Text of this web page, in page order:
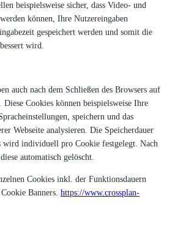
beispielsweise sicher, dass Video- und
können, Ihre Nutzereingaben
gespeichert werden und somit die
wird.
auch nach dem Schließen des Browsers auf
Cookies können beispielsweise Ihre
speichern und das
Webseite analysieren. Die Speicherdauer
wird individuell pro Cookie festgelegt. Nach
automatisch gelöscht.
Cookies inkl. der Funktionsdauern
Banners. https://www.crossplan-